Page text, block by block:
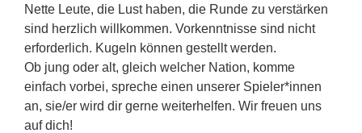
Nette Leute, die Lust haben, die Runde zu verstärken
sind herzlich willkommen. Vorkenntnisse sind nicht
erforderlich. Kugeln können gestellt werden.
Ob jung oder alt, gleich welcher Nation, komme
einfach vorbei, spreche einen unserer Spieler*innen
an, sie/er wird dir gerne weiterhelfen. Wir freuen uns
auf dich!